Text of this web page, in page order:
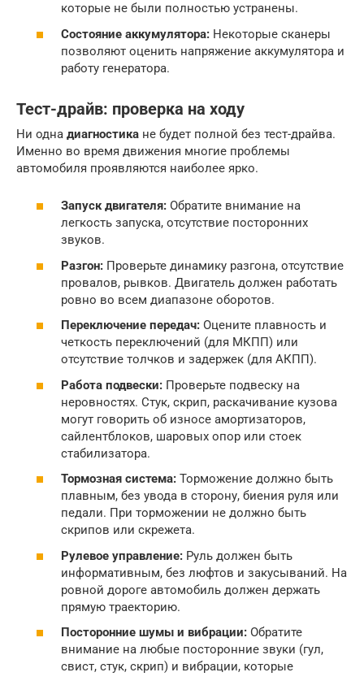
которые не были полностью устранены.
Состояние аккумулятора: Некоторые сканеры
позволяют оценить напряжение аккумулятора и
работу генератора.
Тест-драйв: проверка на ходу
Ни одна диагностика не будет полной без тест-драйва.
Именно во время движения многие проблемы
автомобиля проявляются наиболее ярко.
Запуск двигателя: Обратите внимание на
легкость запуска, отсутствие посторонних
звуков.
Разгон: Проверьте динамику разгона, отсутствие
провалов, рывков. Двигатель должен работать
ровно во всем диапазоне оборотов.
Переключение передач: Оцените плавность и
четкость переключений (для МКПП) или
отсутствие толчков и задержек (для АКПП).
Работа подвески: Проверьте подвеску на
неровностях. Стук, скрип, раскачивание кузова
могут говорить об износе амортизаторов,
сайлентблоков, шаровых опор или стоек
стабилизатора.
Тормозная система: Торможение должно быть
плавным, без увода в сторону, биения руля или
педали. При торможении не должно быть
скрипов или скрежета.
Рулевое управление: Руль должен быть
информативным, без люфтов и закусываний. На
ровной дороге автомобиль должен держать
прямую траекторию.
Посторонние шумы и вибрации: Обратите
внимание на любые посторонние звуки (гул,
свист, стук, скрип) и вибрации, которые